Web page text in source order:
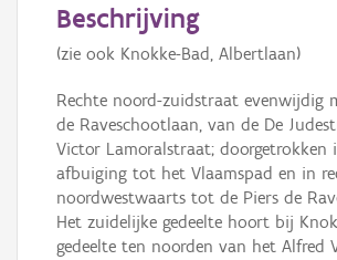
Beschrijving
(zie ook Knokke-Bad, Albertlaan)
Rechte noord-zuidstraat evenwijdig
de Raveschootlaan, van de De
Victor Lamoralstraat; doorgetrokken
afbuiging tot het Vlaamspad en in
noordwestwaarts tot de Piers de
Het zuidelijke gedeelte hoort bij
gedeelte ten noorden van het Alfred